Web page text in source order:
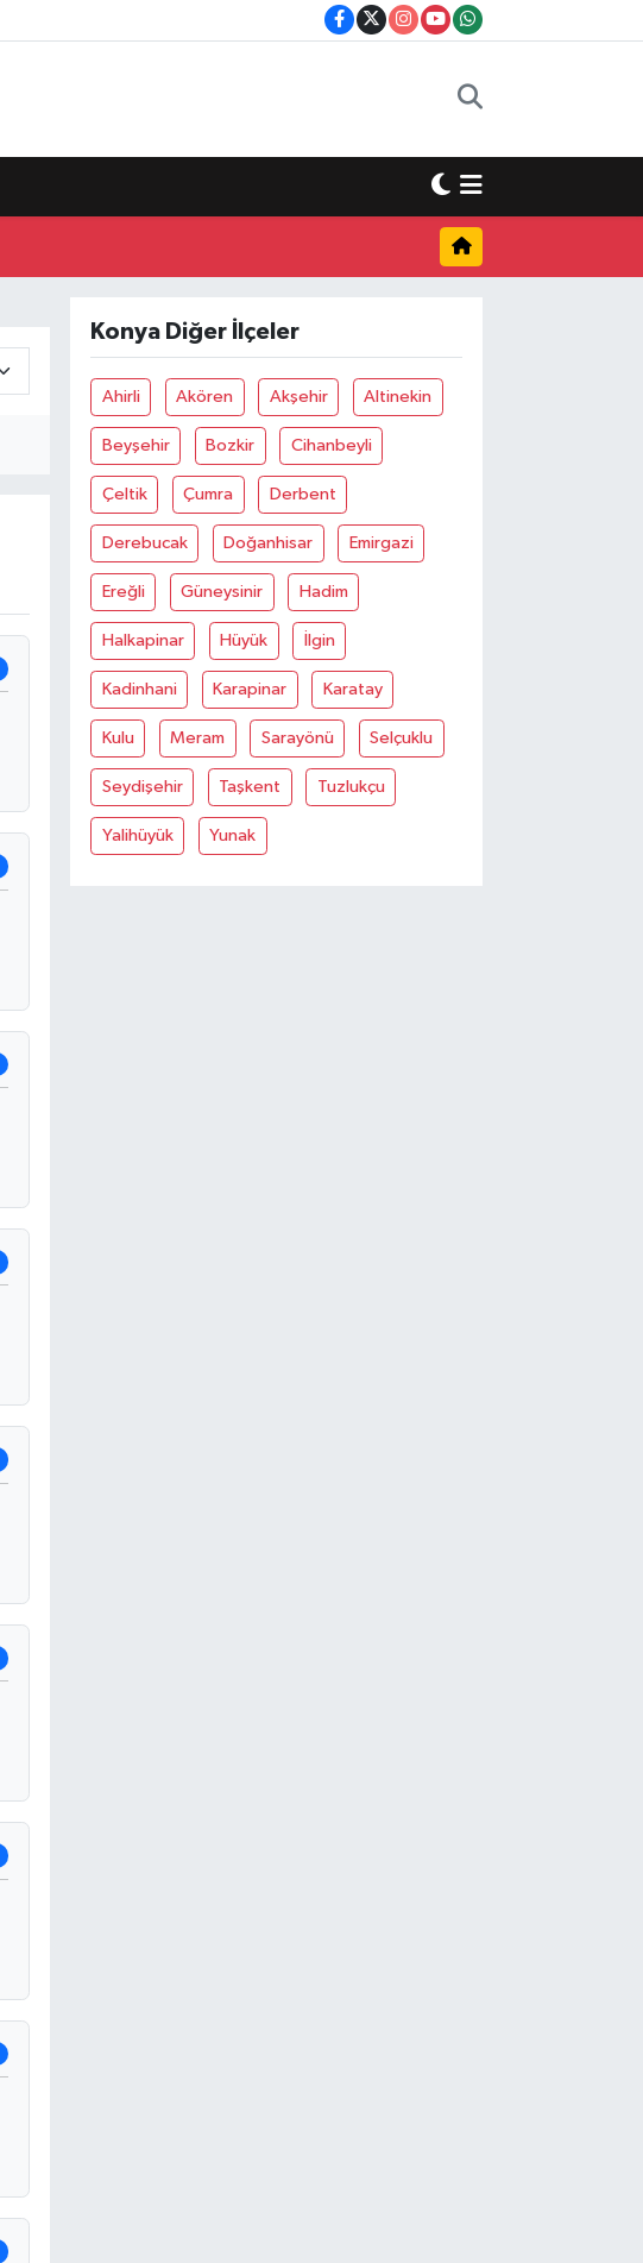
Konya Diğer İlçeler
Ahirli Akören Akşehir Altinekin
Beyşehir Bozkir Cihanbeyli
Çeltik Çumra Derbent
Derebucak Doğanhisar Emirgazi
Ereğli Güneysinir Hadim
Halkapinar Hüyük İlgin
Kadinhani Karapinar Karatay
Kulu Meram Sarayönü Selçuklu
Seydişehir Taşkent Tuzlukçu
Yalihüyük Yunak